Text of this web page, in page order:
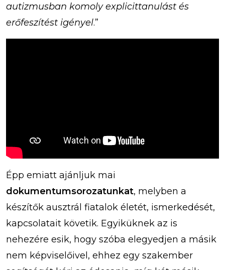
autizmusban komoly explicittanulást és
erőfeszítést igényel.”
Épp emiatt ajánljuk mai
dokumentumsorozatunkat, melyben a
készítők ausztrál fiatalok életét, ismerkedését,
kapcsolatait követik. Egyiküknek az is
nehezére esik, hogy szóba elegyedjen a másik
nem képviselőivel, ehhez egy szakember